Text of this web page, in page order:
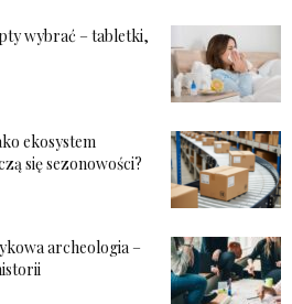
wybrać – tabletki,
ekosystem
się sezonowości?
archeologia –